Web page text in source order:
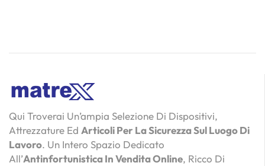
Qui Troverai Un’ampia Selezione Di Dispositivi,
Attrezzature Ed Articoli Per La Sicurezza Sul Luogo Di
Lavoro. Un Intero Spazio Dedicato
All’Antinfortunistica In Vendita Online, Ricco Di